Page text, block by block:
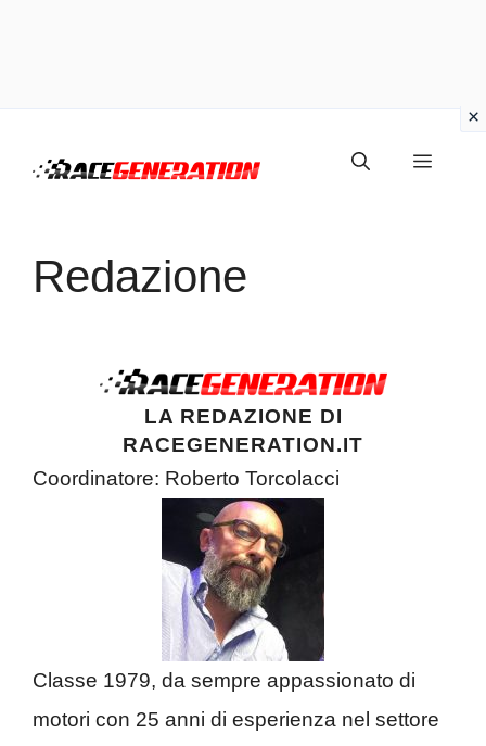
Menu
Redazione
LA REDAZIONE DI
RACEGENERATION.IT
Coordinatore: Roberto Torcolacci
Classe 1979, da sempre appassionato di
motori con 25 anni di esperienza nel settore